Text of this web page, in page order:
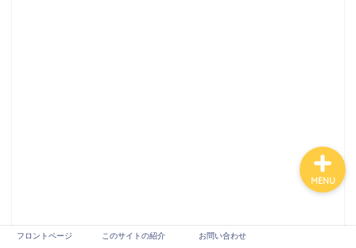
フロントページ このサイトの紹介 お問い合わせ
MENU